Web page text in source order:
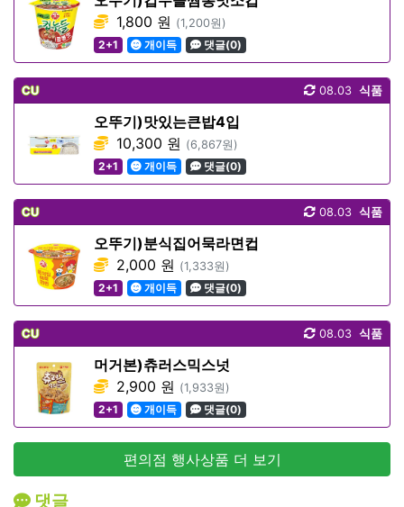
1,800 원 (1,200원)
2+1
개이득 댓글(0)
CU 식품
08.03
오뚜기)맛있는큰밥4입
10,300 원 (6,867원)
2+1
개이득 댓글(0)
CU 식품
08.03
오뚜기)분식집어묵라면컵
2,000 원 (1,333원)
2+1
개이득 댓글(0)
CU 식품
08.03
머거본)츄러스믹스넛
2,900 원 (1,933원)
2+1
개이득 댓글(0)
편의점 행사상품 더 보기
댓글